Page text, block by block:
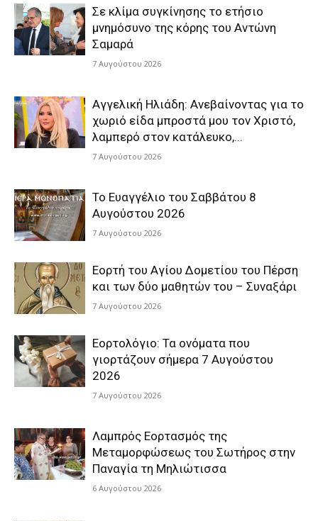
Σε κλίμα συγκίνησης το ετήσιο
μνημόσυνο της κόρης του Αντώνη
Σαμαρά
7 Αυγούστου 2026
Αγγελική Ηλιάδη: Ανεβαίνοντας για το
χωριό είδα μπροστά μου τον Χριστό,
λαμπερό στον κατάλευκο,...
7 Αυγούστου 2026
Το Ευαγγέλιο του Σαββάτου 8
Αυγούστου 2026
7 Αυγούστου 2026
Εορτή του Αγίου Δομετίου του Πέρση
και των δύο μαθητών του – Συναξάρι
7 Αυγούστου 2026
Εορτολόγιο: Τα ονόματα που
γιορτάζουν σήμερα 7 Αυγούστου
2026
7 Αυγούστου 2026
Λαμπρός Εορτασμός της
Μεταμορφώσεως του Σωτήρος στην
Παναγία τη Μηλιώτισσα
6 Αυγούστου 2026